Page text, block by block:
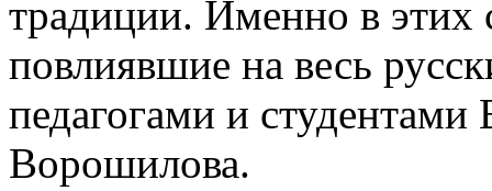
традиции. Именно в этих
повлиявшие на весь
педагогами и студентами
Ворошилова.